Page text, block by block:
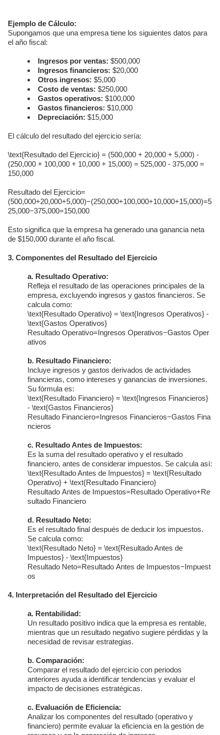
Ejemplo de Cálculo:
Supongamos que una empresa tiene los siguientes datos para
el año fiscal:
Ingresos por ventas: $500,000
Ingresos financieros: $20,000
Otros ingresos: $5,000
Costo de ventas: $250,000
Gastos operativos: $100,000
Gastos financieros: $10,000
Depreciación: $15,000
El cálculo del resultado del ejercicio sería:
\text{Resultado del Ejercicio} = (500,000 + 20,000 + 5,000) -
(250,000 + 100,000 + 10,000 + 15,000) = 525,000 - 375,000 =
150,000
Resultado del Ejercicio=
(500,000+20,000+5,000)−(250,000+100,000+10,000+15,000)=5
25,000−375,000=150,000
Esto significa que la empresa ha generado una ganancia neta
de $150,000 durante el año fiscal.
3. Componentes del Resultado del Ejercicio
a. Resultado Operativo:
Refleja el resultado de las operaciones principales de la
empresa, excluyendo ingresos y gastos financieros. Se
calcula como:
\text{Resultado Operativo} = \text{Ingresos Operativos} -
\text{Gastos Operativos}
Resultado Operativo=Ingresos Operativos−Gastos Oper
ativos
b. Resultado Financiero:
Incluye ingresos y gastos derivados de actividades
financieras, como intereses y ganancias de inversiones.
Su fórmula es:
\text{Resultado Financiero} = \text{Ingresos Financieros}
- \text{Gastos Financieros}
Resultado Financiero=Ingresos Financieros−Gastos Fina
ncieros
c. Resultado Antes de Impuestos:
Es la suma del resultado operativo y el resultado
financiero, antes de considerar impuestos. Se calcula así:
\text{Resultado Antes de Impuestos} = \text{Resultado
Operativo} + \text{Resultado Financiero}
Resultado Antes de Impuestos=Resultado Operativo+Re
sultado Financiero
d. Resultado Neto:
Es el resultado final después de deducir los impuestos.
Se calcula como:
\text{Resultado Neto} = \text{Resultado Antes de
Impuestos} - \text{Impuestos}
Resultado Neto=Resultado Antes de Impuestos−Impuest
os
4. Interpretación del Resultado del Ejercicio
a. Rentabilidad:
Un resultado positivo indica que la empresa es rentable,
mientras que un resultado negativo sugiere pérdidas y la
necesidad de revisar estrategias.
b. Comparación:
Comparar el resultado del ejercicio con periodos
anteriores ayuda a identificar tendencias y evaluar el
impacto de decisiones estratégicas.
c. Evaluación de Eficiencia:
Analizar los componentes del resultado (operativo y
financiero) permite evaluar la eficiencia en la gestión de